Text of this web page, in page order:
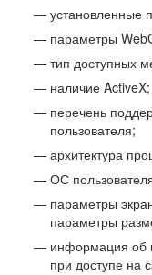
установленные
параметры
тип доступных
наличие ActiveX;
перечень
пользователя;
архитектура
ОС
параметры
параметры
информация об
при доступе на